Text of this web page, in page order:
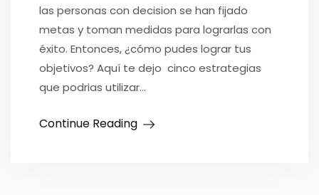
las personas con decision se han fijado
metas y toman medidas para lograrlas con
éxito. Entonces, ¿cómo pudes lograr tus
objetivos? Aquí te dejo cinco estrategias
que podrias utilizar…
Continue Reading